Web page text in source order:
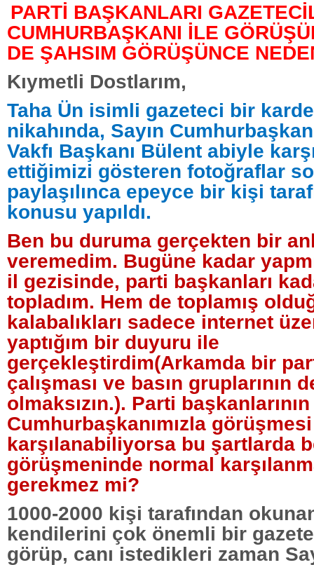
PARTİ BAŞKANLARI
CUMHURBAŞKANI İLE
DE ŞAHSIM GÖRÜŞÜNCE
Kıymetli Dostlarım,
Taha Ün isimli gazeteci bir
nikahında, Sayın
Vakfı Başkanı Bülent abiyle
ettiğimizi gösteren fotoğraflar
paylaşılınca epeyce bir kişi
konusu yapıldı.
Ben bu duruma gerçekten bir
veremedim. Bugüne kadar
il gezisinde, parti başkanları
topladım. Hem de toplamış
kalabalıkları sadece internet
yaptığım bir duyuru ile
gerçekleştirdim(Arkamda bir
çalışması ve basın gruplarının
olmaksızın.). Parti başkanlarının
Cumhurbaşkanımızla
karşılanabiliyorsa bu şartlarda
görüşmeninde normal
gerekmez mi?
1000-2000 kişi tarafından
kendilerini çok önemli bir
görüp, canı istedikleri zaman